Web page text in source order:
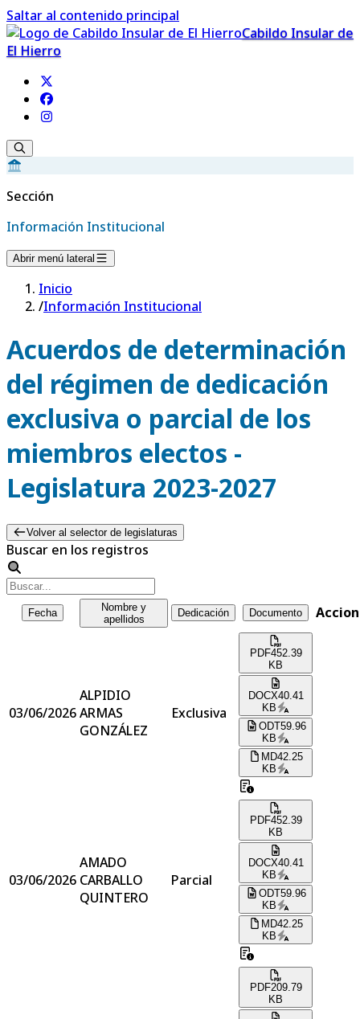
Saltar al contenido principal
Cabildo Insular de
El Hierro
Sección
Información Institucional
Abrir menú lateral
Inicio
/Información Institucional
Acuerdos de determinación
del régimen de dedicación
exclusiva o parcial de los
miembros electos -
Legislatura 2023-2027
Volver al selector de legislaturas
Buscar en los registros
Fecha
Nombre y
apellidos
Dedicación Documento
03/06/2026
ALPIDIO
ARMAS
GONZÁLEZ
Exclusiva
PDF452.39
KB
DOCX40.41
KB
ODT59.96
KB
MD42.25
KB
03/06/2026
AMADO
CARBALLO
QUINTERO
Parcial
PDF452.39
KB
DOCX40.41
KB
ODT59.96
KB
MD42.25
KB
PDF209.79
KB